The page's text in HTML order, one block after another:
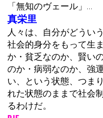
「無知のヴェール」…
真栄里
人々は、自分がどうい
社会的身分をもって生
か・貧乏なのか、賢い
のか・病弱なのか、強
い、という状態、つま
れた状態のままで社会
るわけだ。